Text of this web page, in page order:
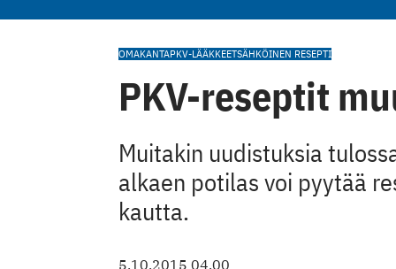
OMAKANTAPKV-LÄÄKKEETSÄHKÖINEN RESEPTI
PKV-reseptit
Muitakin uudistuksia
alkaen potilas voi pyytää
kautta.
5.10.2015 04.00